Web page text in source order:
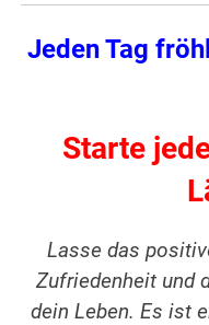
Jeden Tag
Starte
Lasse das
Zufriedenheit und
dein Leben. Es ist